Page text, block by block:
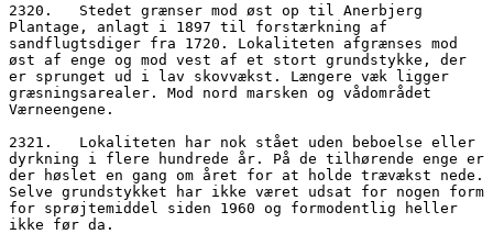
2320.   Stedet grænser mod øst op til Anerbjerg
Plantage, anlagt i 1897 til forstærkning af
sandflugtsdiger fra 1720. Lokaliteten afgrænses mod
øst af enge og mod vest af et stort grundstykke, der
er sprunget ud i lav skovvækst. Længere væk ligger
græsningsarealer. Mod nord marsken og vådområdet
Værneengene.
2321.   Lokaliteten har nok stået uden beboelse eller
dyrkning i flere hundrede år. På de tilhørende enge er
der høslet en gang om året for at holde trævækst nede.
Selve grundstykket har ikke været udsat for nogen form
for sprøjtemiddel siden 1960 og formodentlig heller
ikke før da.